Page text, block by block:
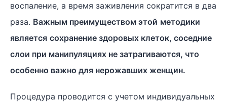
воспаление, а время заживления сократится в два
раза. Важным преимуществом этой методики
является сохранение здоровых клеток, соседние
слои при манипуляциях не затрагиваются, что
особенно важно для нерожавших женщин.
Процедура проводится с учетом индивидуальных